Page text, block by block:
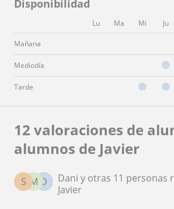
Disponibilidad
Lu Ma Mi Ju
Mañana
Mediodía
Tarde
12 valoraciones de
alumnos de Javier
D
M
S
Dani y otras 11 personas
Javier